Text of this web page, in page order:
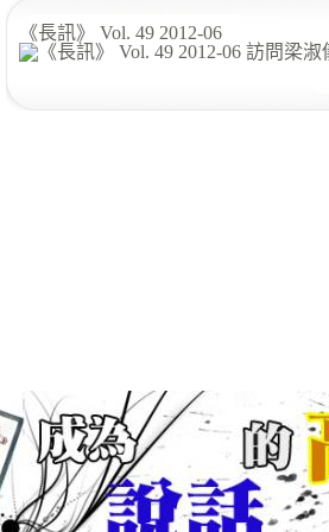
《長訊》 Vol. 49 2012-06